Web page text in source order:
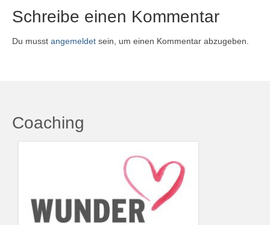
Schreibe einen Kommentar
Du musst angemeldet sein, um einen Kommentar abzugeben.
Coaching